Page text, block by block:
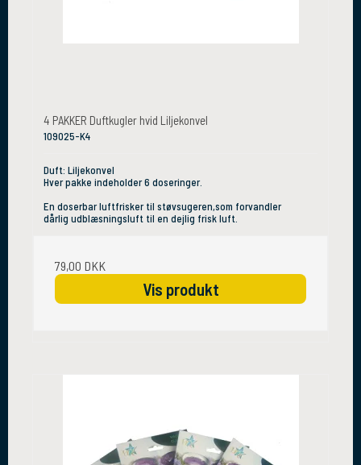
4 PAKKER Duftkugler hvid Liljekonvel
109025-K4
Duft: Liljekonvel
Hver pakke indeholder 6 doseringer.
En doserbar luftfrisker til støvsugeren,som forvandler
dårlig udblæsningsluft til en dejlig frisk luft.
79,00 DKK
Vis produkt